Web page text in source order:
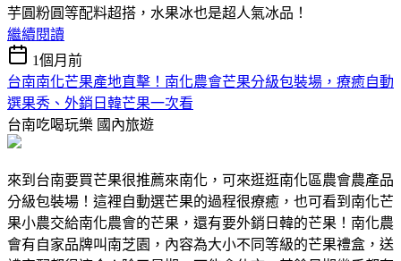
芋圓粉圓等配料超搭，水果冰也是超人氣冰品！
繼續閱讀
1個月前
台南南化芒果產地直擊！南化農會芒果分級包裝場，療癒自動
選果秀、外銷日韓芒果一次看
台南吃喝玩樂 國內旅遊
來到台南要買芒果很推薦來南化，可來逛逛南化區農會農產品
分級包裝場！這裡自動選芒果的過程很療癒，也可看到南化芒
果小農交給南化農會的芒果，還有要外銷日韓的芒果！南化農
會有自家品牌叫南芝園，內容為大小不同等級的芒果禮盒，送